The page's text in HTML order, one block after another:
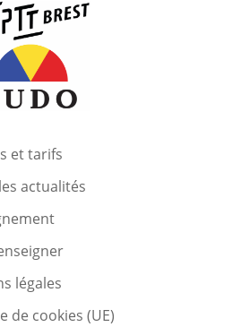
et tarifs
actualités
légales
de cookies (UE)